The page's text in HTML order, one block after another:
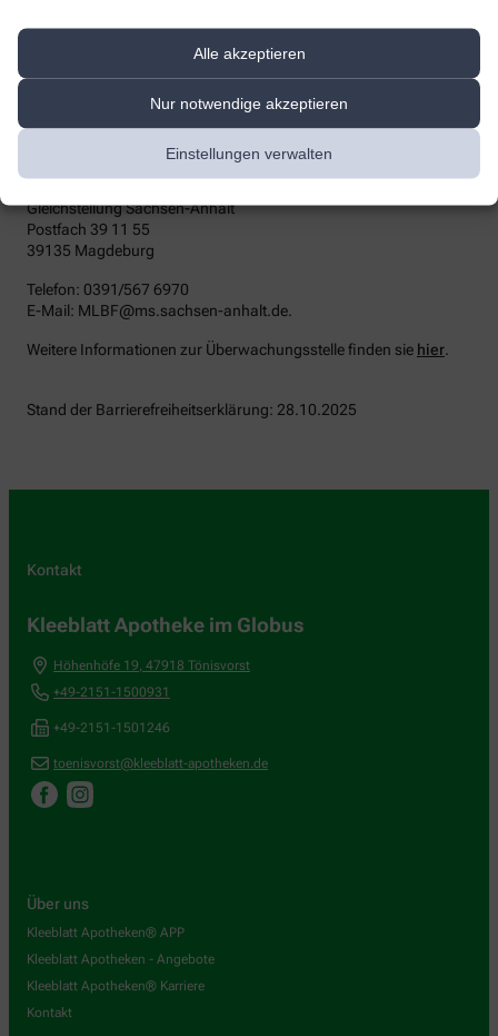
Alle akzeptieren
Nur notwendige akzeptieren
Einstellungen verwalten
Durchsetzungsstelle unterstützt Sie dabei, ihre Rechte geltend zu
machen. Sie können sich auch an die
Marktüberwachungsbehörde wenden:
MLBF - Marktüberwachungsstelle der Länder für die
Barrierefreiheit von Produkten und Dienstleistungen
Gleichstellung Sachsen-Anhalt
Postfach 39 11 55
39135 Magdeburg
Telefon: 0391/567 6970
E-​Mail: MLBF@ms.sachsen-​anhalt.de.
Weitere Informationen zur Überwachungsstelle finden sie hier
Stand der Barrierefreiheitserklärung: 28.10.2025
Kontakt
Kleeblatt Apotheke im Globus
Höhenhöfe 19 47918 Tönisvorst
+49-2151-1500931
+49-2151-1501246
toenisvorst@kleeblatt-apotheken.de
Über uns
Kleeblatt Apotheken® APP
Kleeblatt Apotheken - Angebote
Kleeblatt Apotheken® Karriere
Kontakt